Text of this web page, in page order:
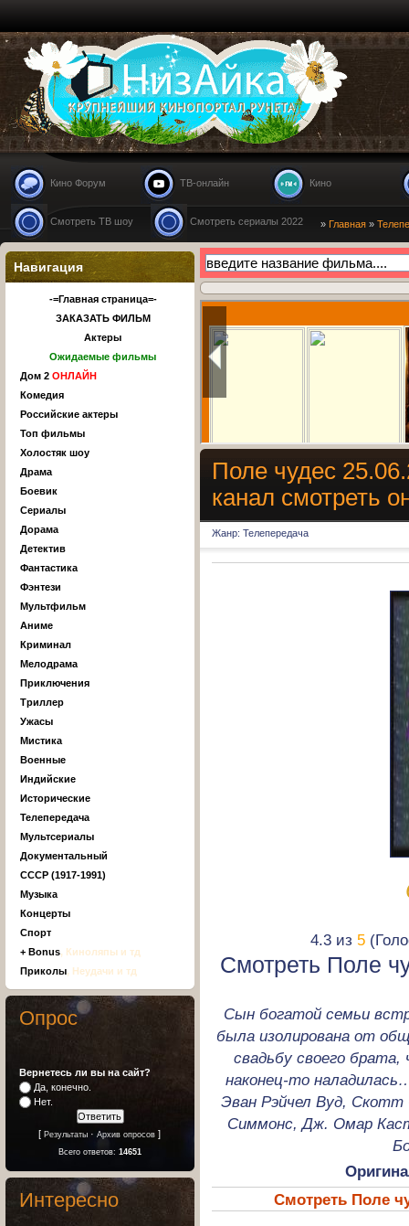
Nizaika.ru
Кино Форум ТВ-онлайн Кино
Смотреть ТВ шоу Смотреть сериалы 2022 » Главная »
Поле чудес
канал смотреть
Жанр: Телепередача
4.3 из 5
Смотреть Поле
Сын богатой семьи
была изолирована от
свадьбу своего
наконец-то
Эван Рэйчел Вуд,
Симмонс, Дж. Омар
Смотреть Поле
Навигация
-=Главная страница=-
ЗАКАЗАТЬ ФИЛЬМ
Актеры
Ожидаемые фильмы
Дом 2 ОНЛАЙН
Комедия
Российские актеры
Топ фильмы
Холостяк шоу
Драма
Боевик
Сериалы
Дорама
Детектив
Фантастика
Фэнтези
Мультфильм
Аниме
Криминал
Мелодрама
Приключения
Триллер
Ужасы
Мистика
Военные
Индийские
Исторические
Телепередача
Мультсериалы
Документальный
СССР (1917-1991)
Музыка
Концерты
Спорт
+ Bonus, Киноляпы и тд
Приколы, Неудачи и тд
Опрос
Вернетесь ли вы на сайт?
Да, конечно.
Нет.
[Результаты ·Архив опросов ]
Всего ответов: 14651
Интересно